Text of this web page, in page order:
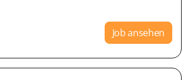
Job ansehen